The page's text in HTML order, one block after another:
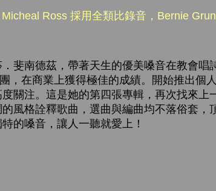
Ross 採用全類比錄音，Bernie
斐南德茲，帶著天生的優美嗓音在教會唱
，在商業上獲得極佳的成績。開始推出個
關注。這是她的第四張專輯，再次找來上
風格詮釋歌曲，選曲與編曲均不落俗套，
的嗓音，讓人一聽就愛上！